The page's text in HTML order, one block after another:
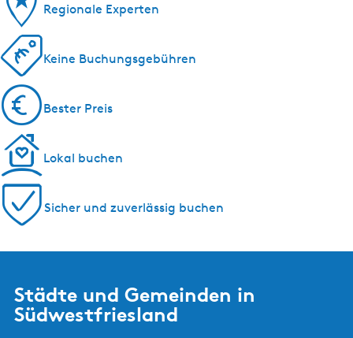
Regionale Experten
Keine Buchungsgebühren
Bester Preis
Lokal buchen
Sicher und zuverlässig buchen
Städte und Gemeinden in
Südwestfriesland